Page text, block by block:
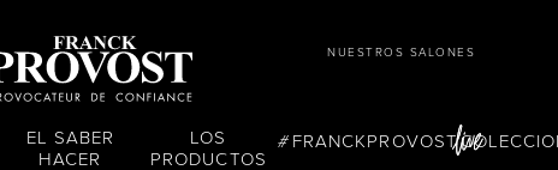
NUESTROS SALONES
EL SABER
HACER
LOS
PRODUCTOS
FRANCKPROVOST